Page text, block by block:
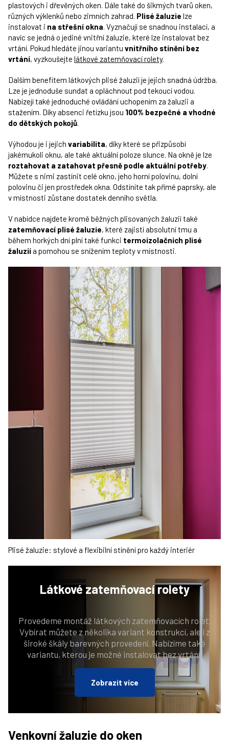
plastových i dřevěných oken. Dále také do šikmých tvarů oken,
různých výklenků nebo zimních zahrad. Plisé žaluzie lze
instalovat i na střešní okna. Vyznačují se snadnou instalací, a
navíc se jedná o jediné vnitřní žaluzie, které lze instalovat bez
vrtání. Pokud hledáte jinou variantu vnitřního stínění bez
vrtání, vyzkoušejte látkové zatemňovací rolety.
Dalším benefitem látkových plisé žaluzií je jejich snadná údržba.
Lze je jednoduše sundat a opláchnout pod tekoucí vodou.
Nabízejí také jednoduché ovládání uchopením za žaluzii a
stažením. Díky absenci řetízku jsou 100% bezpečné a vhodné
do dětských pokojů.
Výhodou je i jejich variabilita, díky které se přizpůsobí
jakémukoli oknu, ale také aktuální poloze slunce. Na okně je lze
roztahovat a zatahovat přesně podle aktuální potřeby.
Můžete s nimi zastínit celé okno, jeho horní polovinu, dolní
polovinu či jen prostředek okna. Odstíníte tak přímé paprsky, ale
v místnosti zůstane dostatek denního světla.
V nabídce najdete kromě běžných plisovaných žaluzií také
zatemňovací plisé žaluzie, které zajistí absolutní tmu a
během horkých dní plní také funkci termoizolačních plisé
žaluzií a pomohou se snížením teploty v místnosti.
Plisé žaluzie: stylové a flexibilní stínění pro každý interiér
Látkovézatemňovací rolety
Provedeme montáž látkových zatemňovacích rolet.
Vybírat můžete z několika variant konstrukcí, ale i z
široké škály barevných provedení. Nabízíme také
variantu, kterou je možné instalovat bez vrtání.
Zobrazit více
Venkovní žaluzie do oken